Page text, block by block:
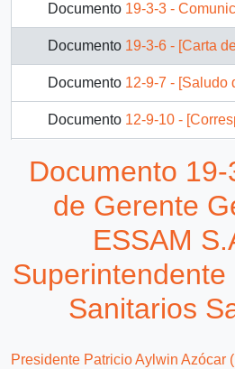
Documento 19-3-3 - Comunicación Breve,
Documento 19-3-6 - [Carta de Gerente General de ESSAM
Documento 12-9-7 - [Saludo
Documento 12-9-10 -
12-10-6 - [Carta
Documento 12-10-7 - [Carta
935 más...
Documento
de Gerente
ESSAM
Sanitarios
Presidente Patricio Aylwin Azócar